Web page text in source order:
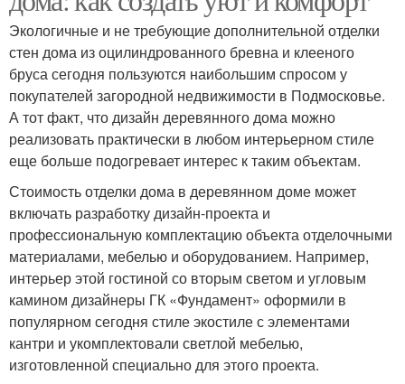
Экологичные и не требующие дополнительной отделки
стен дома из оцилиндрованного бревна и клееного
бруса сегодня пользуются наибольшим спросом у
покупателей загородной недвижимости в Подмосковье.
А тот факт, что дизайн деревянного дома можно
реализовать практически в любом интерьерном стиле
еще больше подогревает интерес к таким объектам.
Стоимость отделки дома в деревянном доме может
включать разработку дизайн-проекта и
профессиональную комплектацию объекта отделочными
материалами, мебелью и оборудованием. Например,
интерьер этой гостиной со вторым светом и угловым
камином дизайнеры ГК «Фундамент» оформили в
популярном сегодня стиле экостиле с элементами
кантри и укомплектовали светлой мебелью,
изготовленной специально для этого проекта.